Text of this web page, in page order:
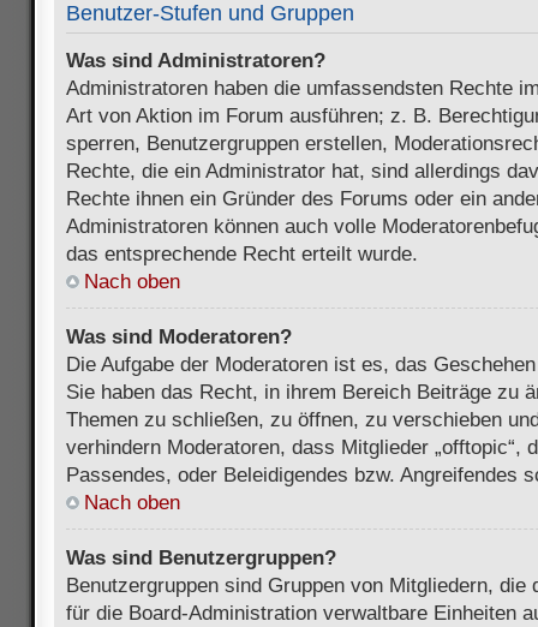
Benutzer-Stufen und Gruppen
Was sind Administratoren?
Administratoren haben die umfassendsten Rechte
Art von Aktion im Forum ausführen; z. B.
sperren, Benutzergruppen erstellen,
Rechte, die ein Administrator hat, sind allerdings
Rechte ihnen ein Gründer des Forums oder ein
Administratoren können auch volle
das entsprechende Recht erteilt wurde.
Nach oben
Was sind Moderatoren?
Die Aufgabe der Moderatoren ist es, das
Sie haben das Recht, in ihrem Bereich Beiträge zu
Themen zu schließen, zu öffnen, zu verschieben
verhindern Moderatoren, dass Mitglieder „offtopic“,
Passendes, oder Beleidigendes bzw. Angreifendes
Nach oben
Was sind Benutzergruppen?
Benutzergruppen sind Gruppen von Mitgliedern, die
für die Board-Administration verwaltbare Einheiten